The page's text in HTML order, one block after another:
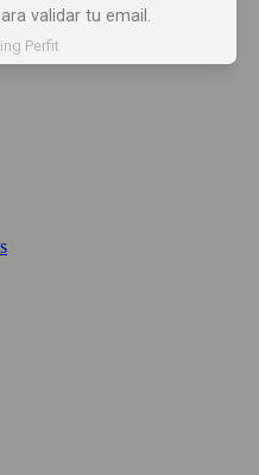
validar tu email.
Perfit